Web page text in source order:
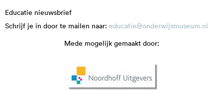
Educatie nieuwsbrief
Schrijf je in door te mailen naar: educatie@onderwijsmuseum.nl
Mede mogelijk gemaakt door: